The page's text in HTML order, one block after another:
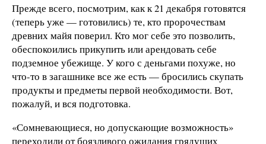
Прежде всего, посмотрим, как к 21 декабря готовятся
(теперь уже — готовились) те, кто пророчествам
древних майя поверил. Кто мог себе это позволить,
обеспокоились прикупить или арендовать себе
подземное убежище. У кого с деньгами похуже, но
что-то в загашнике все же есть — бросились скупать
продукты и предметы первой необходимости. Вот,
пожалуй, и вся подготовка.
«Сомневающиеся, но допускающие возможность»
переходили от боязливого ожидания грядущих